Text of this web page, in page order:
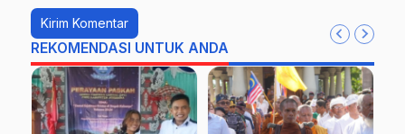
REKOMENDASI UNTUK ANDA